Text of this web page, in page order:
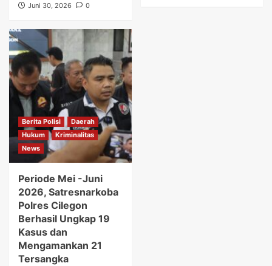
Juni 30, 2026
0
Berita Polisi
Daerah
Hukum
Kriminalitas
News
Periode Mei -Juni
2026, Satresnarkoba
Polres Cilegon
Berhasil Ungkap 19
Kasus dan
Mengamankan 21
Tersangka